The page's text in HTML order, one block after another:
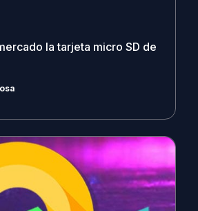
la tarjeta micro SD de